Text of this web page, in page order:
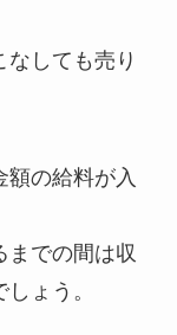
しても売り
額の給料が入
までの間は収
ょう。